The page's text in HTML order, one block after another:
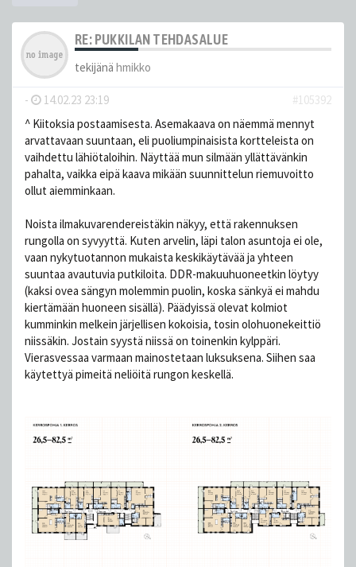
RE: PUKKILAN TEHDASALUE
tekijänä hmikko
- 14.02.23 23:19
#105392
^ Kiitoksia postaamisesta. Asemakaava on näemmä mennyt
arvattavaan suuntaan, eli puoliumpinaisista kortteleista on
vaihdettu lähiötaloihin. Näyttää mun silmään yllättävänkin
pahalta, vaikka eipä kaava mikään suunnittelun riemuvoitto
ollut aiemminkaan.
Noista ilmakuvarendereistäkin näkyy, että rakennuksen
rungolla on syvyyttä. Kuten arvelin, läpi talon asuntoja ei ole,
vaan nykytuotannon mukaista keskikäytävää ja yhteen
suuntaa avautuvia putkiloita. DDR-makuuhuoneetkin löytyy
(kaksi ovea sängyn molemmin puolin, koska sänkyä ei mahdu
kiertämään huoneen sisällä). Päädyissä olevat kolmiot
kumminkin melkein järjellisen kokoisia, tosin olohuonekeittiö
niissäkin. Jostain syystä niissä on toinenkin kylppäri.
Vierasvessaa varmaan mainostetaan luksuksena. Siihen saa
käytettyä pimeitä neliöitä rungon keskellä.